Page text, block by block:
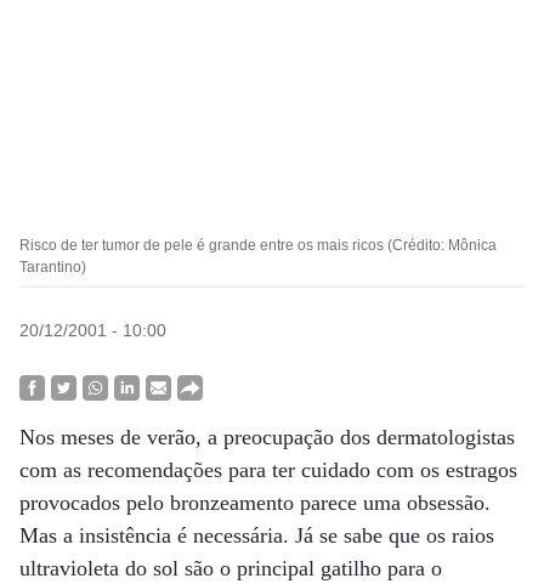
Risco de ter tumor de pele é grande entre os mais ricos (Crédito: Mônica
Tarantino)
20/12/2001 - 10:00
Nos meses de verão, a preocupação dos dermatologistas
com as recomendações para ter cuidado com os estragos
provocados pelo bronzeamento parece uma obsessão.
Mas a insistência é necessária. Já se sabe que os raios
ultravioleta do sol são o principal gatilho para o